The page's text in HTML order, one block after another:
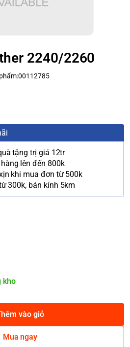
2240/2260
00112785
tặng trị giá 12tr
lên đến 800k
khi mua đơn từ 500k
300k, bán kính 5km
kho
vào giỏ
Mua ngay